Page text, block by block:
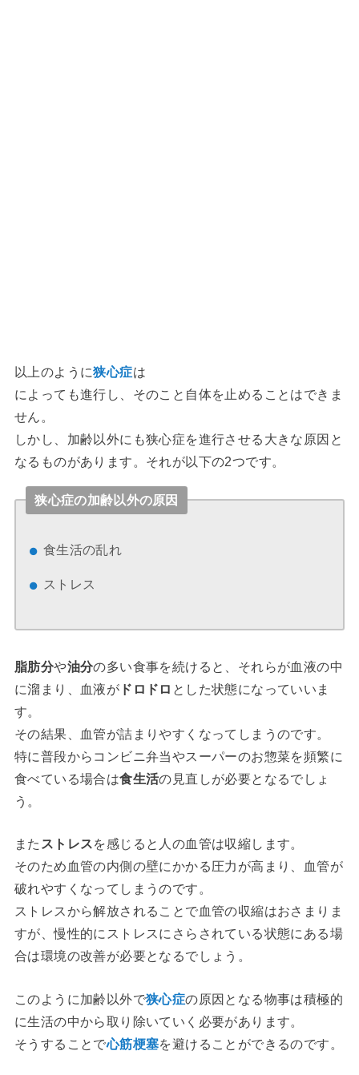
以上のように狭心症は
によっても進行し、そのこと自体を止めることはできま
せん。
しかし、加齢以外にも狭心症を進行させる大きな原因と
なるものがあります。それが以下の2つです。
狭心症の加齢以外の原因
食生活の乱れ
ストレス
脂肪分や油分の多い食事を続けると、それらが血液の中
に溜まり、血液が ドロドロ とした状態になっていいま
す。
その結果、血管が詰まりやすくなってしまうのです。
特に普段からコンビニ弁当やスーパーのお惣菜を頻繁に
食べている場合は食生活の見直しが必要となるでしょ
う。
また ストレスを感じると人の血管は収縮します。
そのため血管の内側の壁にかかる圧力が高まり、血管が
破れやすくなってしまうのです。
ストレスから解放されることで血管の収縮はおさまりま
すが、慢性的にストレスにさらされている状態にある場
合は環境の改善が必要となるでしょう。
このように加齢以外で狭心症の原因となる物事は積極的
に生活の中から取り除いていく必要があります。
そうすることで心筋梗塞を避けることができるのです。